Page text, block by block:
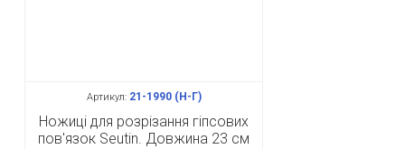
Артикул:21-1990 (Н-Г)
Ножиці для розрізання гіпсових
пов'язок Seutin. Довжина 23 см